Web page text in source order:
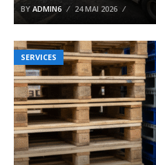
BY ADMIN6 24 MAI 2026
SERVICES